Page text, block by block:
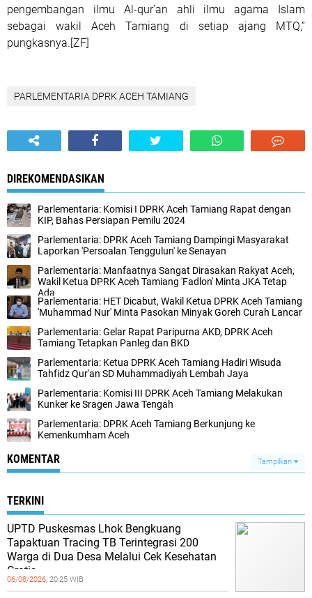
pengembangan ilmu Al-qur’an ahli ilmu agama Islam
sebagai wakil Aceh Tamiang di setiap ajang MTQ,”
pungkasnya.[ZF]
PARLEMENTARIA DPRK ACEH TAMIANG
DIREKOMENDASIKAN
Parlementaria: Komisi I DPRK Aceh Tamiang Rapat dengan
KIP, Bahas Persiapan Pemilu 2024
Parlementaria: DPRK Aceh Tamiang Dampingi Masyarakat
Laporkan 'Persoalan Tenggulun' ke Senayan
Parlementaria: Manfaatnya Sangat Dirasakan Rakyat Aceh,
Wakil Ketua DPRK Aceh Tamiang 'Fadlon' Minta JKA Tetap
Ada
Parlementaria: HET Dicabut, Wakil Ketua DPRK Aceh Tamiang
'Muhammad Nur' Minta Pasokan Minyak Goreh Curah Lancar
Parlementaria: Gelar Rapat Paripurna AKD, DPRK Aceh
Tamiang Tetapkan Panleg dan BKD
Parlementaria: Ketua DPRK Aceh Tamiang Hadiri Wisuda
Tahfidz Qur'an SD Muhammadiyah Lembah Jaya
Parlementaria: Komisi III DPRK Aceh Tamiang Melakukan
Kunker ke Sragen Jawa Tengah
Parlementaria: DPRK Aceh Tamiang Berkunjung ke
Kemenkumham Aceh
KOMENTAR Tampilkan
TERKINI
UPTD Puskesmas Lhok Bengkuang
Tapaktuan ‎Tracing TB Terintegrasi 200
Warga di Dua Desa Melalui Cek Kesehatan
Gratis
06/08/2026, 20:25 WIB